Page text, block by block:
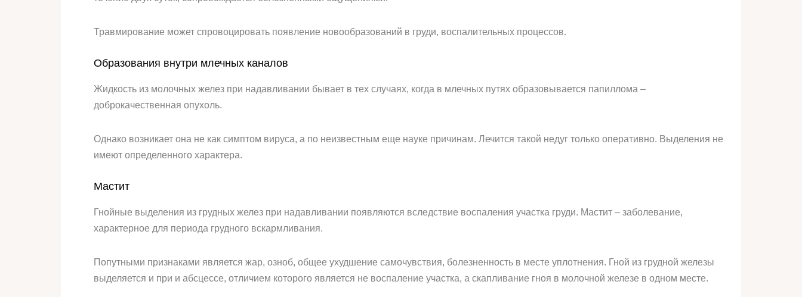
Травмирование может спровоцировать появление новообразований в груди, воспалительных процессов.
Образования внутри млечных каналов
Жидкость из молочных желез при надавливании бывает в тех случаях, когда в млечных путях образовывается папиллома –
доброкачественная опухоль.
Однако возникает она не как симптом вируса, а по неизвестным еще науке причинам. Лечится такой недуг только оперативно. Выделения не
имеют определенного характера.
Мастит
Гнойные выделения из грудных желез при надавливании появляются вследствие воспаления участка груди. Мастит – заболевание,
характерное для периода грудного вскармливания.
Попутными признаками является жар, озноб, общее ухудшение самочувствия, болезненность в месте уплотнения. Гной из грудной железы
выделяется и при и абсцессе, отличием которого является не воспаление участка, а скапливание гноя в молочной железе в одном месте.